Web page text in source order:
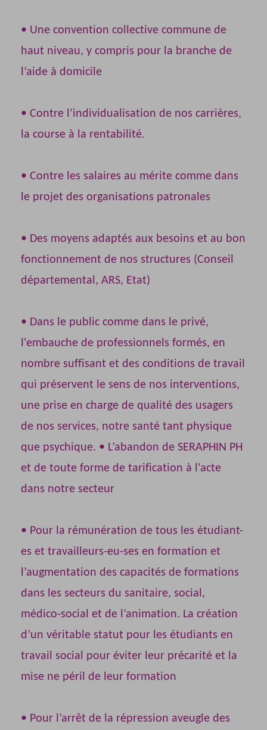
• Une convention collective commune de
haut niveau, y compris pour la branche de
l’aide à domicile
• Contre l’individualisation de nos carrières,
la course à la rentabilité.
• Contre les salaires au mérite comme dans
le projet des organisations patronales
• Des moyens adaptés aux besoins et au bon
fonctionnement de nos structures (Conseil
départemental, ARS, Etat)
• Dans le public comme dans le privé,
l'embauche de professionnels formés, en
nombre suffisant et des conditions de travail
qui préservent le sens de nos interventions,
une prise en charge de qualité des usagers
de nos services, notre santé tant physique
que psychique. • L’abandon de SERAPHIN PH
et de toute forme de tarification à l'acte
dans notre secteur
• Pour la rémunération de tous les étudiant-
es et travailleurs-eu-ses en formation et
l’augmentation des capacités de formations
dans les secteurs du sanitaire, social,
médico-social et de l’animation. La création
d’un véritable statut pour les étudiants en
travail social pour éviter leur précarité et la
mise ne péril de leur formation
• Pour l’arrêt de la répression aveugle des